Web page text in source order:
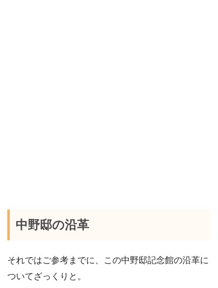
中野邸の沿革
それではご参考までに、この中野邸記念館の沿革に
ついてざっくりと。